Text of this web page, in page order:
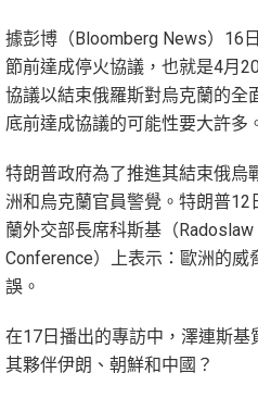
據彭博（Bloomberg News）16
節前達成停火協議，也就是4月
協議以結束俄羅斯對烏克蘭的全
底前達成協議的可能性要大許多
特朗普政府為了推進其結束俄烏
洲和烏克蘭官員警覺。特朗普
蘭外交部長席科斯基（
Conference）上表示：歐洲的
誤。
在17日播出的專訪中，澤連斯
其夥伴伊朗、朝鮮和中國？